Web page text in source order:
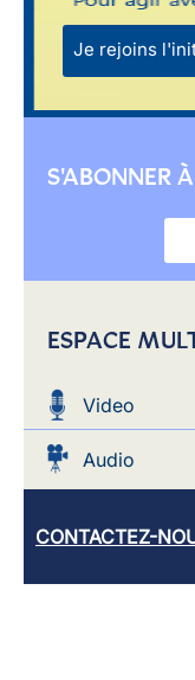
Je rejoins
S'ABONNER
ESPACE
Video
Audio
CONTACTEZ-